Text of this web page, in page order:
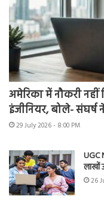
अमेरिका में नौकरी नहीं
इंजीनियर, बोले-
29 July 2026 - 8:00 PM
UGC
लाखों
26